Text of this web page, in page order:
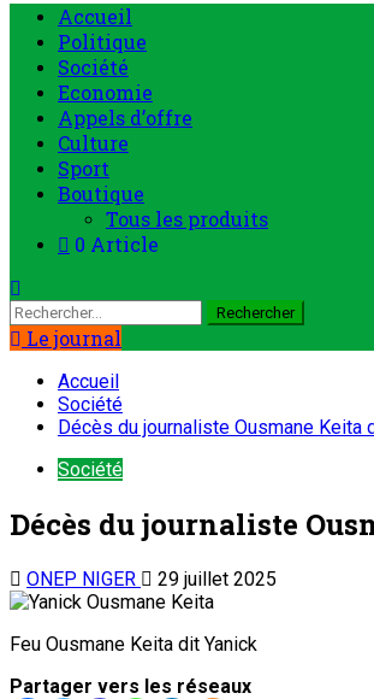
Menu
principal
Accueil
Politique
Société
Economie
Appels d’offre
Culture
Sport
Boutique
Tous les produits
0 Article
Rechercher :
Le journal
Accueil
Société
Décès du journaliste Ousmane
Société
Décès du journaliste
ONEP NIGER 29 juillet 2025
Feu Ousmane Keita dit Yanick
Partager vers les réseaux